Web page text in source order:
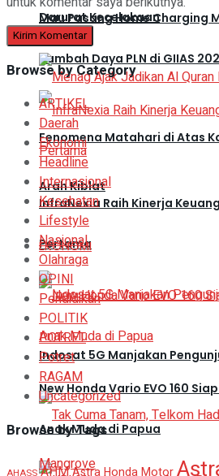
Mau Pasang Home Charging
Tambah Daya PLN di GIIAS
InfraNexia Raih Kinerja
Pertama
New Honda Vario EVO 160
Anak Muda di Papua
Darurat Kecelakaan
Fenomena Matahari di Atas
Arah Kiblat
EKONOMI
Indosat 5G Manjakan
Browse by Category
ARTIKEL
Daerah
Ekonomi
Headline
Internasional
Kesehatan
Lifestyle
Nasional
Olahraga
OPINI
Pendidikan
POLITIK
POTRET
Potret
RAGAM
Uncategorized
Browse by Tags
AHASS AHMAstra Honda Motor